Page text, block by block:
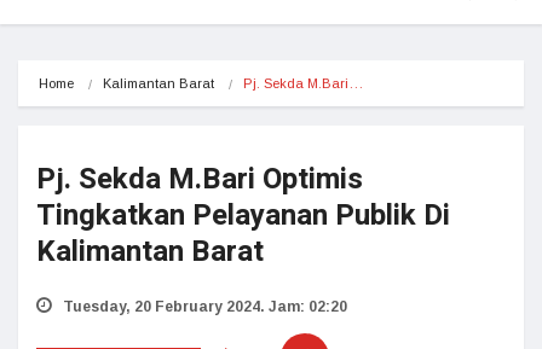
Home Kalimantan Barat Pj. Sekda M.Bari…
Pj. Sekda M.Bari Optimis
Tingkatkan Pelayanan Publik Di
Kalimantan Barat
Tuesday, 20 February 2024. Jam: 02:20